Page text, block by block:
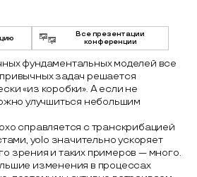
Все презентации
конференции
фундаментальных моделей все
задач решается
«из коробки». А если не
улучшиться небольшим
справляется с транскрибацией
yolo значительно ускоряет
зрения и таких примеров — много.
изменения в процессах